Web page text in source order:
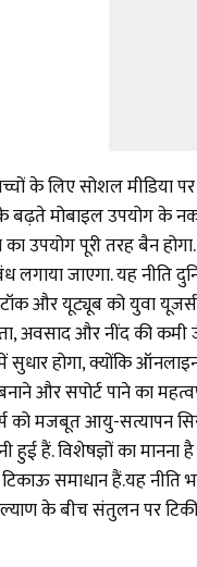
के लिए सोशल मीडिया
के बढ़ते मोबाइल उपयोग
उपयोग पूरी तरह बैन
जाएगा. यह नीति
और यूट्यूब को युवा
अवसाद और नींद की
सुधार होगा, क्योंकि
और सपोर्ट पाने का
को मजबूत आयु-
विशेषज्ञों का मानना है
टिकाऊ समाधान हैं.यह
के बीच संतुलन पर